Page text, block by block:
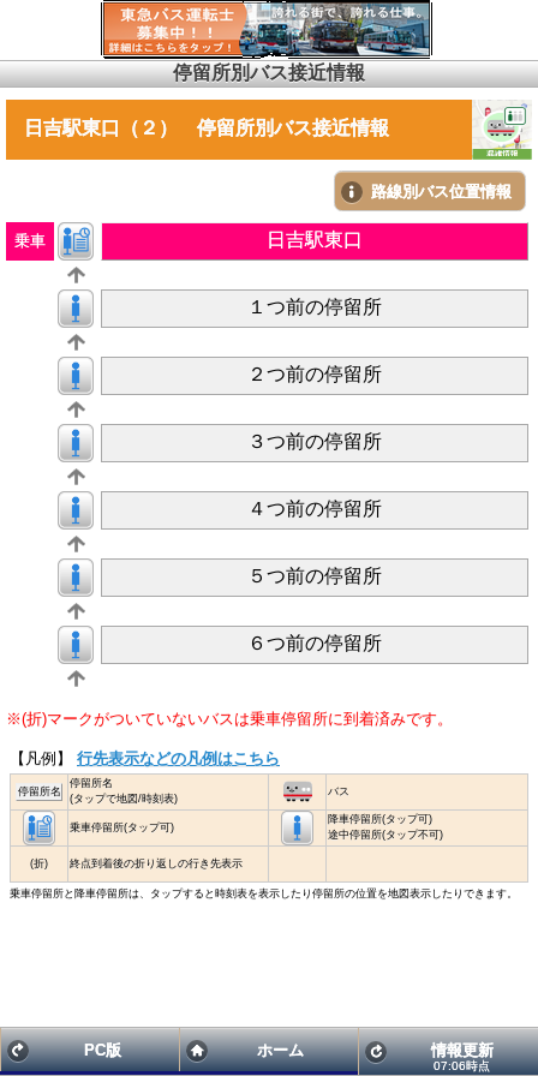
停留所別バス接近情報
日吉駅東口（２） 停留所別バス接近情報
路線別バス位置情報
乗車 日吉駅東口
１つ前の停留所
２つ前の停留所
３つ前の停留所
４つ前の停留所
５つ前の停留所
６つ前の停留所
※(折)マークがついていないバスは乗車停留所に到着済みです。
【凡例】 行先表示などの凡例はこちら
停留所名
停留所名
(タップで地図/時刻表)
バス
乗車停留所(タップ可)
降車停留所(タップ可)
途中停留所(タップ不可)
(折) 終点到着後の折り返しの行き先表示
乗車停留所と降車停留所は、タップすると時刻表を表示したり停留所の位置を地図表示したりできます。
PC版 ホーム 情報更新
07:06時点